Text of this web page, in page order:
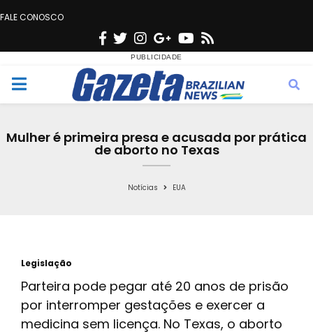
FALE CONOSCO
F
c
e
o
T
w
i
t
e
n
s
t
g
r
a
G
o
o
g
e
Y
u
t
b
s
M
Mulher é primeira presa e acusada por prática
de aborto no Texas
Notícias EUA
Legislação
Parteira pode pegar até 20 anos de prisão
por interromper gestações e exercer a
medicina sem licença. No Texas, o aborto